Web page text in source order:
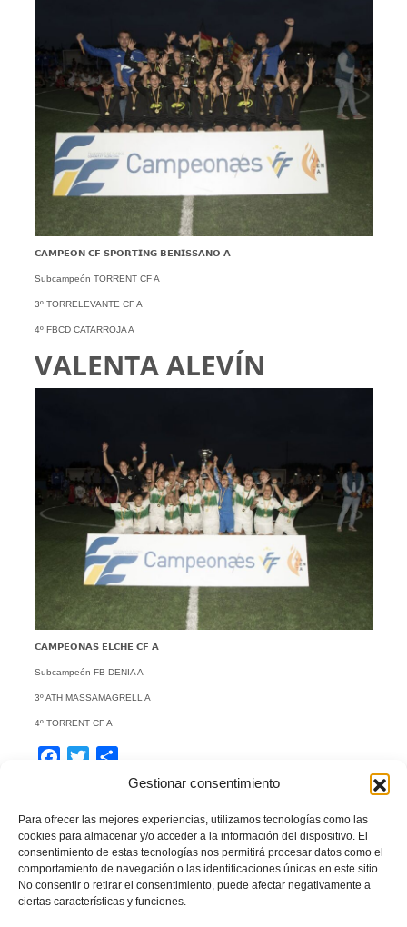
Gestionar consentimiento
Para ofrecer las mejores experiencias, utilizamos tecnologías como las
cookies para almacenar y/o acceder a la información del dispositivo. El
consentimiento de estas tecnologías nos permitirá procesar datos como el
comportamiento de navegación o las identificaciones únicas en este sitio.
No consentir o retirar el consentimiento, puede afectar negativamente a
ciertas características y funciones.
𝗖𝗔𝗠𝗣𝗘𝗢𝗡 𝗖𝗙 𝗦𝗣𝗢𝗥𝗧𝗜𝗡𝗚 𝗕𝗘𝗡𝗜𝗦𝗦𝗔𝗡𝗢 𝗔
Subcampeón TORRENT CF A
3º TORRELEVANTE CF A
4º FBCD CATARROJA A
VALENTA ALEVÍN
𝗖𝗔𝗠𝗣𝗘𝗢𝗡𝗔𝗦 𝗘𝗟𝗖𝗛𝗘 𝗖𝗙 𝗔
Subcampeón FB DENIA A
3º ATH MASSAMAGRELL A
4º TORRENT CF A
Facebook
TwitterCompartir
ALEVINES BENJAMINES CAMPEONES
COPA FEDERACIÓN EL PLANTER FINALES
FÚTBOL BASE PREBENJAMINES VALENTA